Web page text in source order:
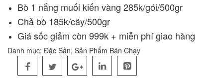
Bò 1 nắng muối kiến vàng 285k/gói/500gr
Chả bò 185k/cây/500gr
Giá sốc giảm còn 999k + miễn phí giao hàng
Danh mục: Đặc Sản, Sản Phẩm Bán Chạy